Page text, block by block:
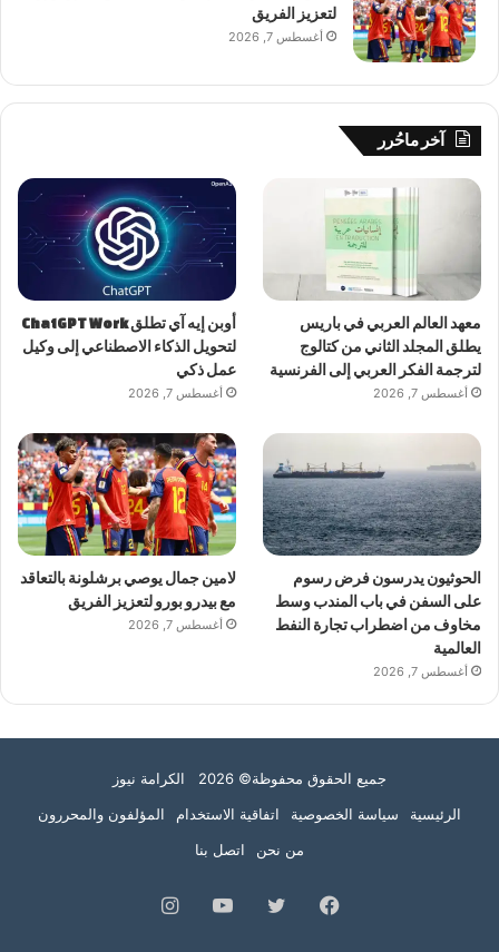
لتعزيز الفريق
أغسطس 7, 2026
آخر ماحُرر
معهد العالم العربي في باريس
يطلق المجلد الثاني من كتالوج
لترجمة الفكر العربي إلى الفرنسية
أغسطس 7, 2026
أوبن إيه آي تطلق ChatGPT Work
لتحويل الذكاء الاصطناعي إلى وكيل
عمل ذكي
أغسطس 7, 2026
الحوثيون يدرسون فرض رسوم
على السفن في باب المندب وسط
مخاوف من اضطراب تجارة النفط
العالمية
أغسطس 7, 2026
لامين جمال يوصي برشلونة بالتعاقد
مع بيدرو بورو لتعزيز الفريق
أغسطس 7, 2026
جميع الحقوق محفوظة© 2026 الكرامة نيوز
الرئيسية
سياسة الخصوصية اتفاقية الاستخدام
المؤلفون والمحررون
من نحن
اتصل بنا
فيسبوك تويتر يوتيوبانستقرام